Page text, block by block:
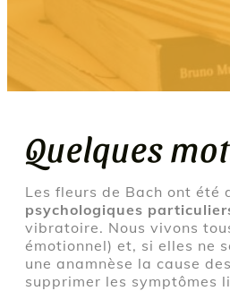
Quelques
Les fleurs de Bach ont
psychologiques
vibratoire. Nous vivons
émotionnel) et, si elles ne
une anamnèse la cause
supprimer les symptômes